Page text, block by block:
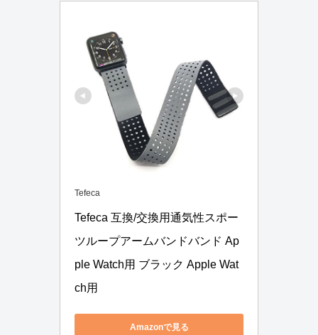
Tefeca
Tefeca 互換/交換用通気性スポー
ツループアームバンドバンド Ap
ple Watch用 ブラック Apple Wat
ch用
Amazonで見る